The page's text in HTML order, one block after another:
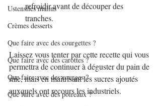
Ustensiles malins
Crèmes desserts
Que faire avec des courgettes ?
Que faire avec des carottes ?
Que faire avec des courges ?
Que faire avec des poireaux ?
refroidir avant de découper des
tranches.
Laissez vous tenter par cette recette qui vous
permettra de continuer à déguster du pain de
mie, mais en maîtrisant les sucres ajoutés
auxquels ont recours les industriels.